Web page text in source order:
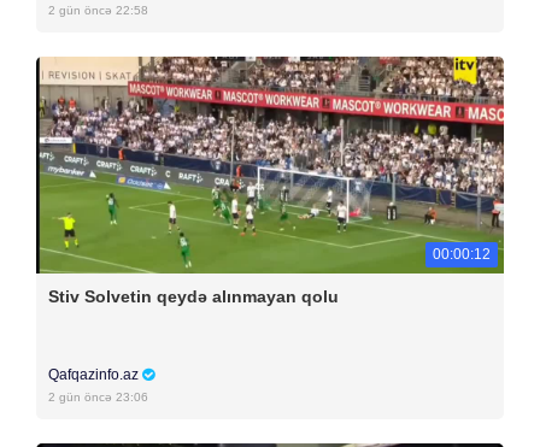
2 gün öncə 22:58
00:00:12
Stiv Solvetin qeydə alınmayan qolu
Qafqazinfo.az
2 gün öncə 23:06